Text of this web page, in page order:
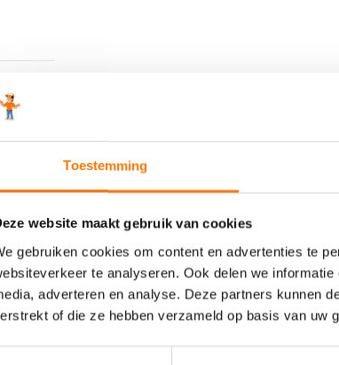
Toestemming
website maakt gebruik van cookies
gebruiken cookies om content en advertenties te
te analyseren. Ook delen we
adverteren en analyse. Deze partners kunnen
of die ze hebben verzameld op basis van uw